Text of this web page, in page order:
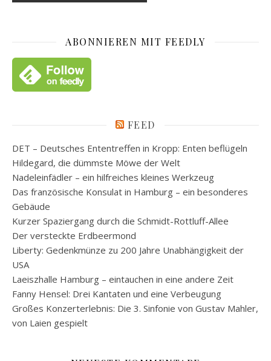
ABONNIEREN MIT FEEDLY
FEED
DET – Deutsches Ententreffen in Kropp: Enten beflügeln
Hildegard, die dümmste Möwe der Welt
Nadeleinfädler – ein hilfreiches kleines Werkzeug
Das französische Konsulat in Hamburg – ein besonderes
Gebäude
Kurzer Spaziergang durch die Schmidt-Rottluff-Allee
Der versteckte Erdbeermond
Liberty: Gedenkmünze zu 200 Jahre Unabhängigkeit der
USA
Laeiszhalle Hamburg – eintauchen in eine andere Zeit
Fanny Hensel: Drei Kantaten und eine Verbeugung
Großes Konzerterlebnis: Die 3. Sinfonie von Gustav Mahler,
von Laien gespielt